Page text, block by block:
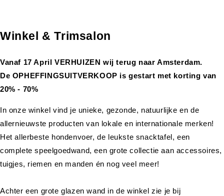
Winkel & Trimsalon
Vanaf 17 April VERHUIZEN wij terug naar Amsterdam.
De OPHEFFINGSUITVERKOOP is gestart met korting van
20% - 70%
In onze winkel vind je unieke, gezonde, natuurlijke en de
allernieuwste producten van lokale en internationale merken!
Het allerbeste hondenvoer, de leukste snacktafel, een
complete speelgoedwand, een grote collectie aan accessoires,
tuigjes, riemen en manden én nog veel meer!
Achter een grote glazen wand in de winkel zie je bij